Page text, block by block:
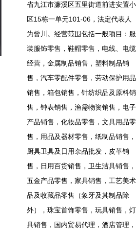
省九江市濂溪区五里街道前进安置小
区15栋一单元101-06，法定代表人
为曾川。经营范围包括一般项目：服
装服饰零售，鞋帽零售，电线、电缆
经营，金属制品销售，塑料制品销
售，汽车零配件零售，劳动保护用品
销售，箱包销售，针纺织品及原料销
售，钟表销售，渔需物资销售，电子
产品销售，化妆品零售，文具用品零
售，用品及器材零售，纸制品销售，
厨具卫具及日用杂品批发，皮革销
售，日用百货销售，卫生洁具销售，
五金产品零售，家具销售，工艺美术
品及收藏品零售（象牙及其制品除
外），珠宝首饰零售，玩具销售，灯
具销售，国内贸易代理，酒店管理，